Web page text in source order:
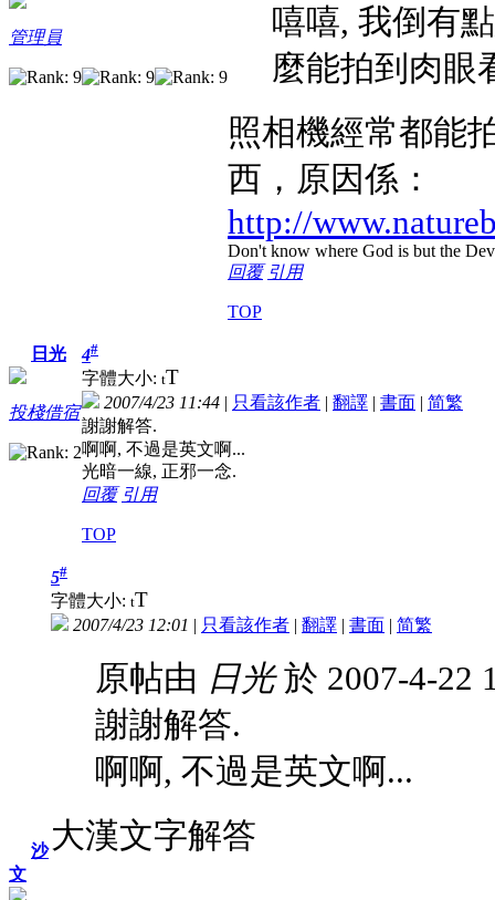
管理員
嘻嘻, 我倒有
麼能拍到肉眼
照相機經常都能
西，原因係：
http://
Don't know where God is but the
回覆 引用
TOP
日光
投棧借宿
4#
字體大小: tT
2007/4/23 11:44 | 只看該作者 | 翻譯 | 書面 | 简繁
謝謝解答.
啊啊, 不過是英文啊...
光暗一線, 正邪一念.
回覆 引用
TOP
沙
文
5#
字體大小: tT
2007/4/23 12:01 | 只看該作者 | 翻譯 | 書面 | 简繁
原帖由 日光於 2007-4-22
謝謝解答.
啊啊, 不過是英文啊...
大漢文字解答